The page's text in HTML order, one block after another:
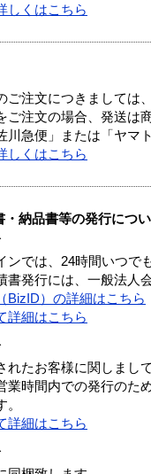
しくはこちら
ご注文につきましては
ご注文の場合、発送は
川急便」または「ヤマ
しくはこちら
・納品書等の発行につ
ンでは、24時間いつで
発行には、一般法人
BizID）の詳細はこちら
詳細はこちら
れたお客様に関しまし
業時間内での発行のた
詳細はこちら